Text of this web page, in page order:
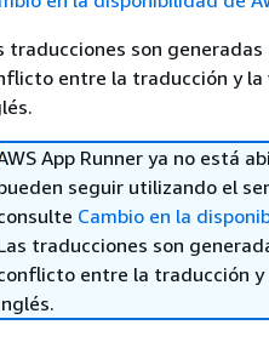
traducciones son
entre la traducción y la
App Runner ya no está
seguir utilizando el
Cambio en la
traducciones son
entre la traducción y